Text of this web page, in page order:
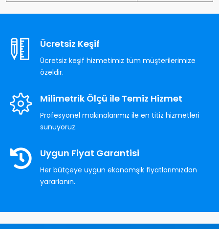
Ücretsiz Keşif
Ücretsiz keşif hizmetimiz tüm müşterilerimize
özeldir.
Milimetrik Ölçü ile Temiz Hizmet
Profesyonel makinalarımız ile en titiz hizmetleri
sunuyoruz.
Uygun Fiyat Garantisi
Her bütçeye uygun ekonomşik fiyatlarımızdan
yararlanın.